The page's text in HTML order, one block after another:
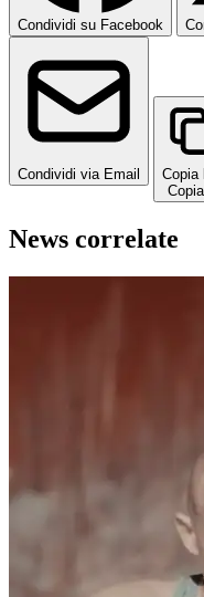
Condividi su Facebook
Condividi via Email
Copia
News correlate